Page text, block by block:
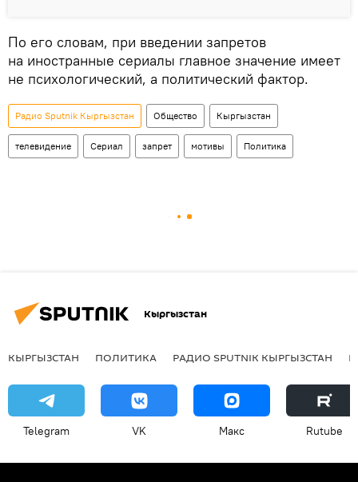
По его словам, при введении запретов
на иностранные сериалы главное значение имеет
не психологический, а политический фактор.
Радио Sputnik Кыргызстан Общество Кыргызстан
телевидение Сериал запрет мотивы Политика
Кыргызстан
КЫРГЫЗСТАН ПОЛИТИКА РАДИО SPUTNIK КЫРГЫЗСТАН
Telegram VK Макс Rutube